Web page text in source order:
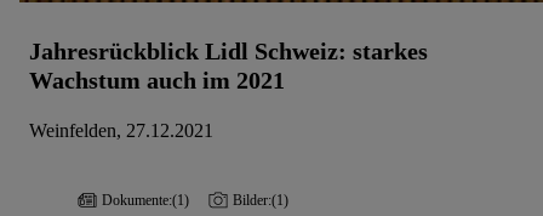
Jahresrückblick Lidl Schweiz: starkes
Wachstum auch im 2021
Weinfelden, 27.12.2021
Dokumente:(1) Bilder:(1)